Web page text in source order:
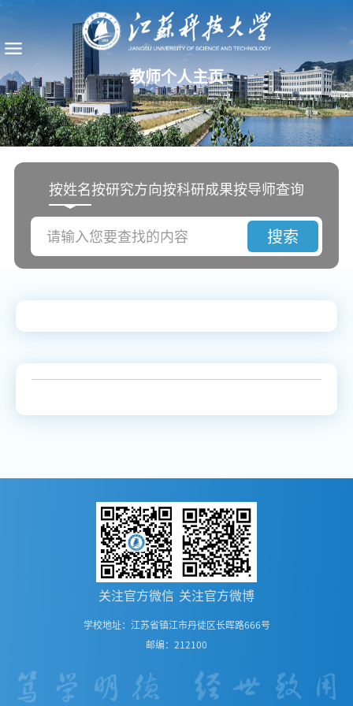
教师个人主页
按姓名按研究方向按科研成果按导师查询
搜索
关注官方微信 关注官方微博
学校地址：江苏省镇江市丹徒区长晖路666号
邮编：212100